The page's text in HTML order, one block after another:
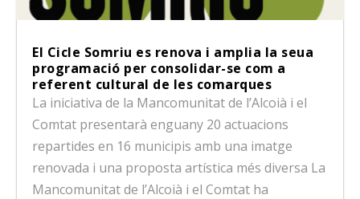
El Cicle Somriu es renova i amplia la seua
programació per consolidar-se com a
referent cultural de les comarques
La iniciativa de la Mancomunitat de l’Alcoià i el
Comtat presentarà enguany 20 actuacions
repartides en 16 municipis amb una imatge
renovada i una proposta artística més diversa La
Mancomunitat de l’Alcoià i el Comtat ha